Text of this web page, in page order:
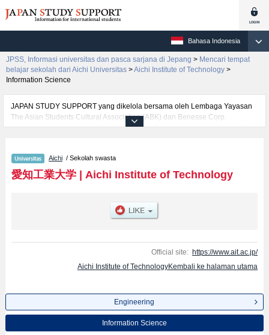
Bahasa Indonesia
JPSS, Informasi universitas dan pasca sarjana di Jepang > Mencari tempat
belajar sekolah dari Aichi Universitas >Aichi Institute of Technology >
Information Science
JAPAN STUDY SUPPORT yang dikelola bersama oleh Lembaga Yayasan
The Asian Students Cultural Association (ABK) dan Benesse Corp.
menyediakan informasi sekitar 1300 universitas, pascasarjana, universitas
informasi per fakultas seperti Fakultas EngineeringatauFakultas Information
ScienceatauFakultas Manegement, serta berbagai informasi yang berguna
bagi mahasiswa(i) mancanegara seperti kuota untuk jumlah pendaftar dan
mengenai ujian masuk, prasarana kampus, akses jalan, dan lainnya.
Aichi / Sekolah swasta
愛知工業大学| Aichi Institute of Technology
Official site: https://www.ait.ac.jp/
Aichi Institute of TechnologyKembali ke halaman utama
Engineering
Information Science